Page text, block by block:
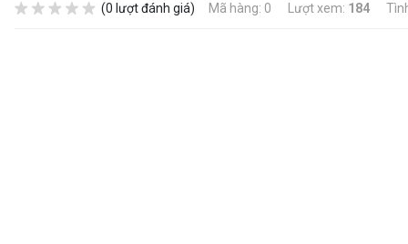
(0 lượt đánh giá) Mã hàng: 0 Lượt xem: 184